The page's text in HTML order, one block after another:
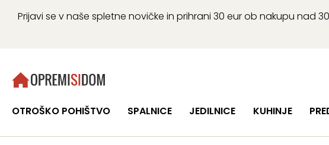
Prijavi se v naše spletne novičke in prihrani 30 eur ob nakupu nad
OTROŠKO POHIŠTVO SPALNICE JEDILNICE KUHINJE